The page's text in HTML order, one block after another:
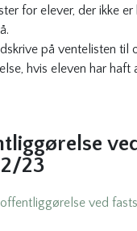
for elever, der ikke
på ventelisten
hvis eleven har
23
ved